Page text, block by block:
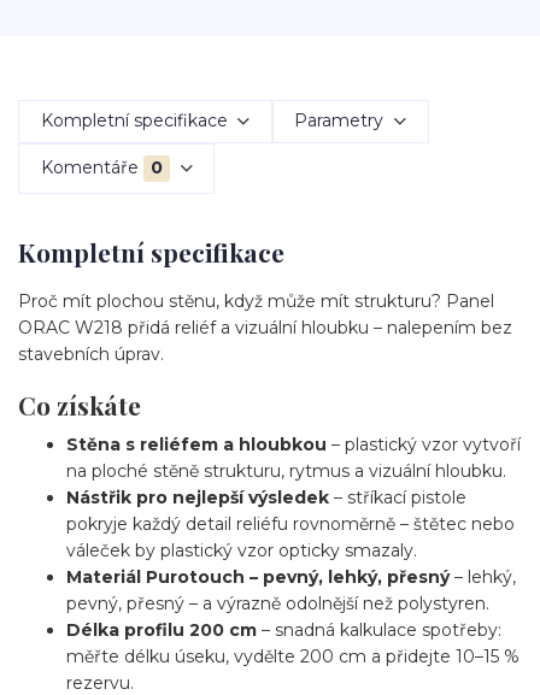
Kompletní specifikace Parametry
Komentáře 0
Kompletní specifikace
Proč mít plochou stěnu, když může mít strukturu? Panel
ORAC W218 přidá reliéf a vizuální hloubku – nalepením bez
stavebních úprav.
Co získáte
Stěna s reliéfem a hloubkou – plastický vzor vytvoří
na ploché stěně strukturu, rytmus a vizuální hloubku.
Nástřik pro nejlepší výsledek – stříkací pistole
pokryje každý detail reliéfu rovnoměrně – štětec nebo
váleček by plastický vzor opticky smazaly.
Materiál Purotouch – pevný, lehký, přesný– lehký,
pevný, přesný – a výrazně odolnější než polystyren.
Délka profilu 200 cm – snadná kalkulace spotřeby:
měřte délku úseku, vydělte 200 cm a přidejte 10–15 %
rezervu.